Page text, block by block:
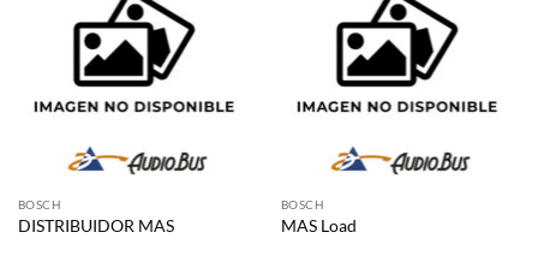
BOSCH
DISTRIBUIDOR MAS
BOSCH
MAS Load